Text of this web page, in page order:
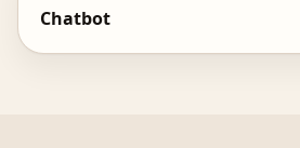
Chatbot